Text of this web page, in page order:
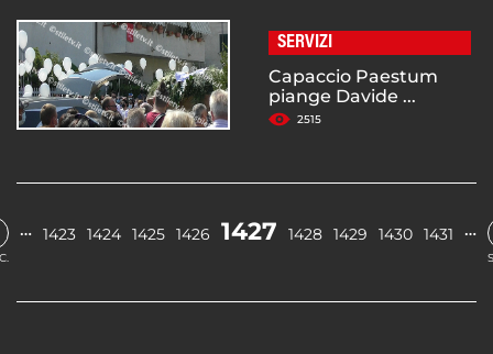
SERVIZI
Capaccio Paestum
piange Davide ...
2515
… 1423 1424 1425 1426 1427 1428 1429 1430 1431 …